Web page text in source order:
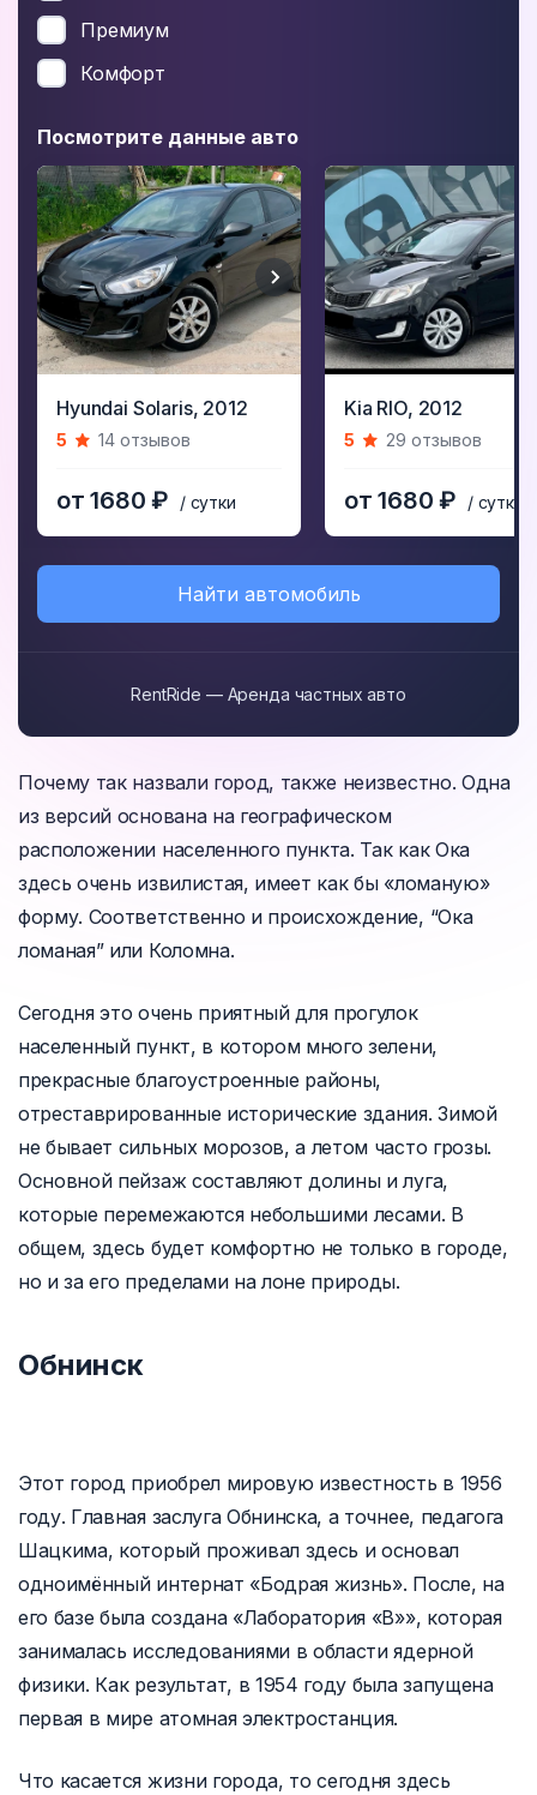
Премиум
Комфорт
Посмотрите данные авто
Hyundai Solaris, 2012
5 14 отзывов
от 1680 ₽ / сутки
Kia RIO, 2012
5 29 отзывов
от 1680 ₽ / сутки
Найти автомобиль
RentRide — Аренда частных авто
Почему так назвали город, также неизвестно. Одна
из версий основана на географическом
расположении населенного пункта. Так как Ока
здесь очень извилистая, имеет как бы «ломаную»
форму. Соответственно и происхождение, “Ока
ломаная” или Коломна.
Сегодня это очень приятный для прогулок
населенный пункт, в котором много зелени,
прекрасные благоустроенные районы,
отреставрированные исторические здания. Зимой
не бывает сильных морозов, а летом часто грозы.
Основной пейзаж составляют долины и луга,
которые перемежаются небольшими лесами. В
общем, здесь будет комфортно не только в городе,
но и за его пределами на лоне природы.
Обнинск
Этот город приобрел мировую известность в 1956
году. Главная заслуга Обнинска, а точнее, педагога
Шацкима, который проживал здесь и основал
одноимённый интернат «Бодрая жизнь». После, на
его базе была создана «Лаборатория «В»», которая
занималась исследованиями в области ядерной
физики. Как результат, в 1954 году была запущена
первая в мире атомная электростанция.
Что касается жизни города, то сегодня здесь